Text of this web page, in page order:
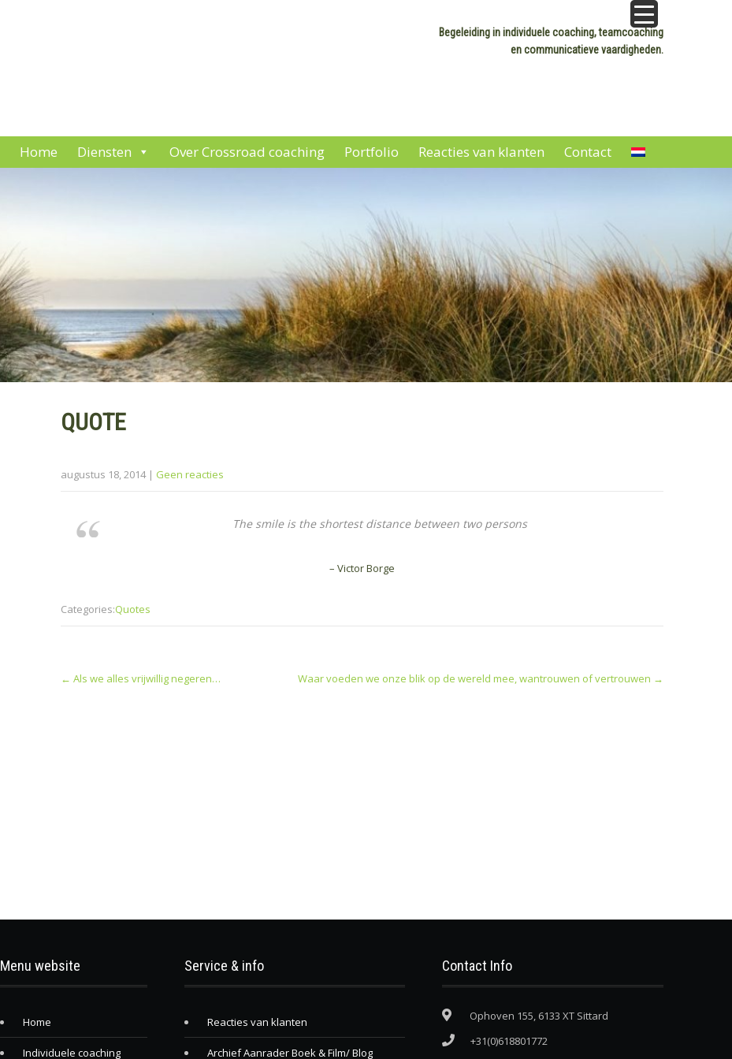
Begeleiding in individuele coaching, teamcoaching
en communicatieve vaardigheden.
Home Diensten Over Crossroad coaching Portfolio Reacties van klanten Contact
QUOTE
augustus 18, 2014 | Geen reacties
The smile is the shortest distance between two persons
– Victor Borge
Categories:Quotes
navigation
← Als we alles vrijwillig negeren… Waar voeden we onze blik op de wereld mee, wantrouwen of vertrouwen →
Menu website
Home
Individuele coaching
Service & info
Reacties van klanten
Archief Aanrader Boek & Film/ Blog
Contact Info
Ophoven 155, 6133 XT Sittard
+31(0)618801772